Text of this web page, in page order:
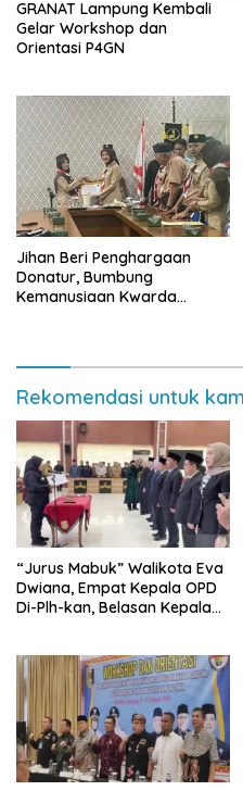
GRANAT Lampung Kembali
Gelar Workshop dan
Orientasi P4GN
Jihan Beri Penghargaan
Donatur, Bumbung
Kemanusiaan Kwarda
Rekomendasi untuk
“Jurus Mabuk” Walikota Eva
Dwiana, Empat Kepala OPD
Di-Plh-kan, Belasan Kepala